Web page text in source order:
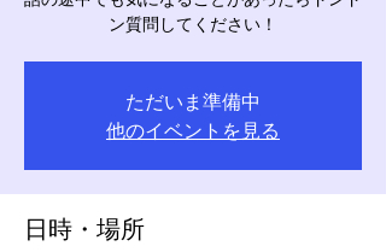
ン質問してください！
ただいま準備中
他のイベントを見る
日時・場所